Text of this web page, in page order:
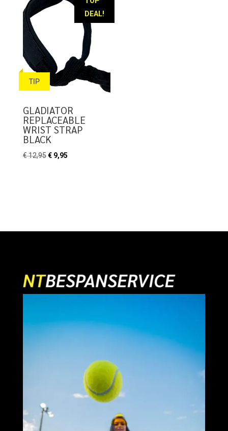
DEAL!
TIP
GLADIATOR
REPLACEABLE
WRIST STRAP
BLACK
€12,95 Oorspronkelijke
€9,95Huidige